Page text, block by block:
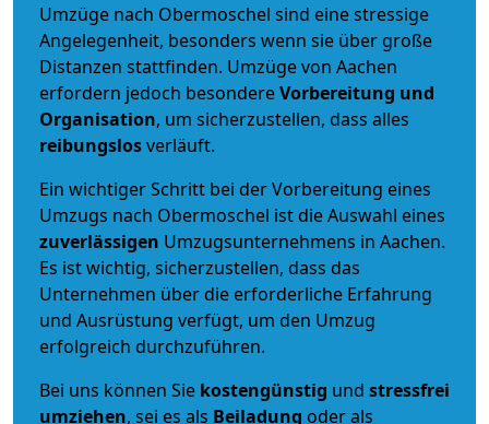
Umzüge nach Obermoschel sind eine stressige
Angelegenheit, besonders wenn sie über große
Distanzen stattfinden. Umzüge von Aachen
erfordern jedoch besondereVorbereitung und
Organisation, um sicherzustellen, dass alles
reibungslosverläuft.
Ein wichtiger Schritt bei der Vorbereitung eines
Umzugs nach Obermoschel ist die Auswahl eines
zuverlässigen Umzugsunternehmens in Aachen.
Es ist wichtig, sicherzustellen, dass das
Unternehmen über die erforderliche Erfahrung
und Ausrüstung verfügt, um den Umzug
erfolgreich durchzuführen.
Bei uns können Sie kostengünstig und stressfrei
umziehen, sei es als Beiladung oder als